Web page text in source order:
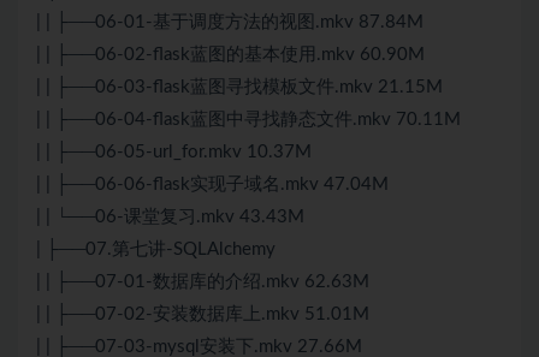
| | ├──06-01-基于调度方法的视图.mkv 87.84M
| | ├──06-02-flask蓝图的基本使用.mkv 60.90M
| | ├──06-03-flask蓝图寻找模板文件.mkv 21.15M
| | ├──06-04-flask蓝图中寻找静态文件.mkv 70.11M
| | ├──06-05-url_for.mkv 10.37M
| | ├──06-06-flask实现子域名.mkv 47.04M
| | └──06-课堂复习.mkv 43.43M
| ├──07.第七讲-SQLAlchemy
| | ├──07-01-数据库的介绍.mkv 62.63M
| | ├──07-02-安装数据库上.mkv 51.01M
| | ├──07-03-mysql安装下.mkv 27.66M